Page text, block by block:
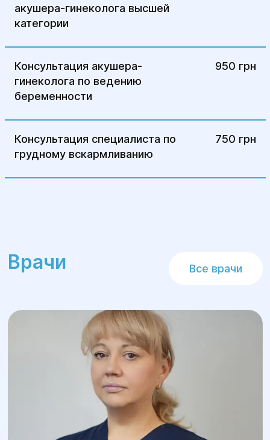
акушера-гинеколога высшей
категории
Консультация акушера-
гинеколога по ведению
беременности
950 грн
Консультация специалиста по
грудному вскармливанию
750 грн
Врачи Все врачи